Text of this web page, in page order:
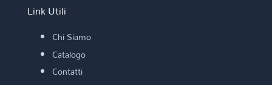
Link Utili
Chi Siamo
Catalogo
Contatti